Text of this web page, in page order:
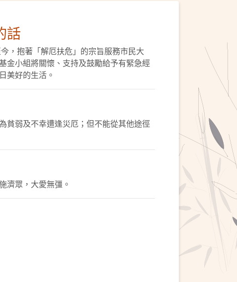
話
，抱著「解厄扶危」的宗旨服務市民大
金小組將關懷、支持及鼓勵給予有緊急經
美好的生活。
貧弱及不幸遭逢災厄；但不能從其他途徑
濟眾，大愛無彊。